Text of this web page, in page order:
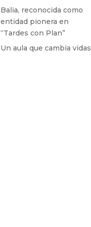
Balia, reconocida como
entidad pionera en
“Tardes con Plan”
Un aula que cambia vidas